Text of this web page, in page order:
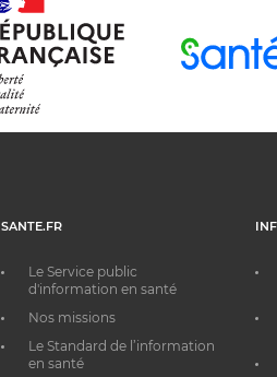
SANTE.FR
Le Service public
d'information en santé
Nos missions
Le Standard de l’information
en santé